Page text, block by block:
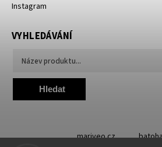
Instagram
VYHLEDÁVÁNÍ
Hledat
mariveo.cz